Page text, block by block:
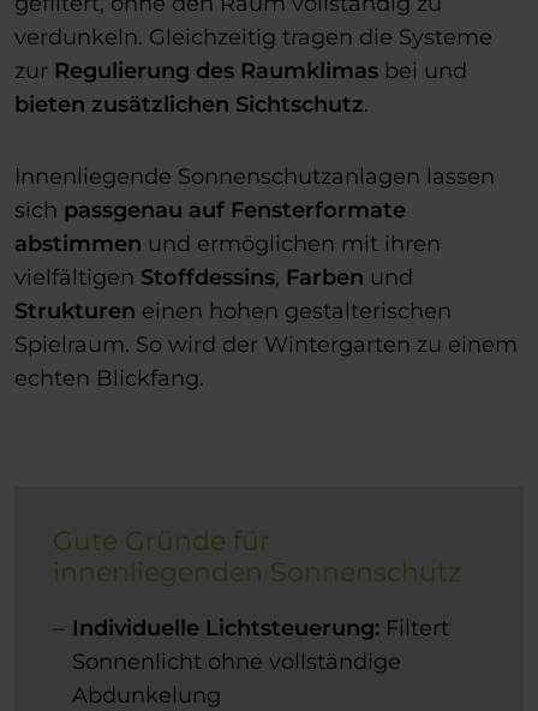
verdunkeln. Gleichzeitig tragen die Systeme
zur Regulierung des Raumklimas bei und
bieten zusätzlichen Sichtschutz.
Innenliegende Sonnenschutzanlagen lassen
sich passgenau auf Fensterformate
abstimmen und ermöglichen mit ihren
vielfältigen Stoffdessins, Farben und
Strukturen einen hohen gestalterischen
Spielraum. So wird der Wintergarten zu einem
echten Blickfang.
Gute Gründe für
innenliegenden Sonnenschutz
Individuelle Lichtsteuerung: Filtert
Sonnenlicht ohne vollständige
Abdunkelung